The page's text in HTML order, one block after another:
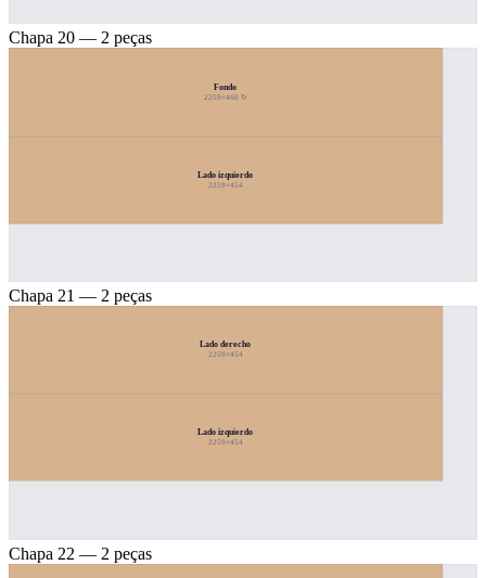
Chapa 20 — 2 peças
Fondo
2259×460 ↻
Lado izquierdo
2259×454
Chapa 21 — 2 peças
Lado derecho
2259×454
Lado izquierdo
2259×454
Chapa 22 — 2 peças